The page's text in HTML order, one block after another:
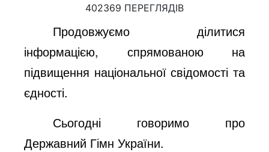
402369 ПЕРЕГЛЯДІВ
Продовжуємо ділитися
інформацією, спрямованою на
підвищення національної свідомості та
єдності.
Сьогодні говоримо про
Державний Гімн України.